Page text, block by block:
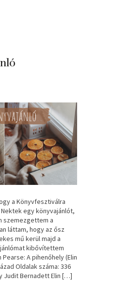
a Könyvfesztiválra
egy könyvajánlót,
szemezgettem a
láttam, hogy az ősz
mű kerül majd a
kibővítettem
A ​pihenőhely (Elin
Oldalak száma: 336
Judit Bernadett Elin […]